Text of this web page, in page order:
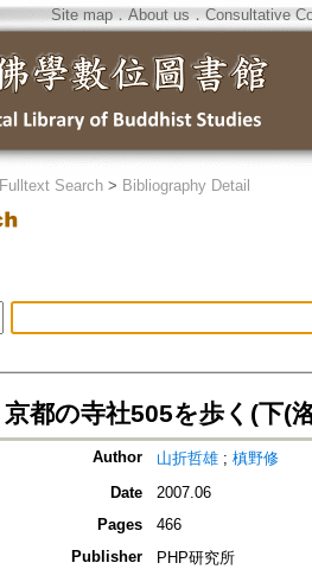
Site map．About us ． Consultative
Fulltext Search > Bibliography Detail
京都の寺社505を歩く(下(
Author 山折哲雄 ; 槙野修
Date
2007.06
Pages
466
Publisher
PHP研究所